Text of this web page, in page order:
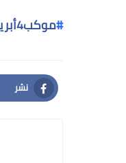
#موكب4أبريل
نشر
Facebook